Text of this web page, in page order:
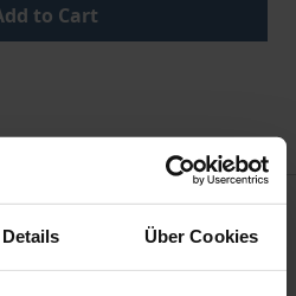
Details Über Cookies
to Cart
bahnbrechendes